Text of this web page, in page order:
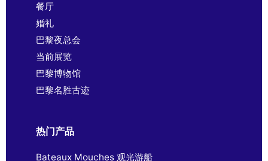
餐厅
婚礼
巴黎夜总会
当前展览
巴黎博物馆
巴黎名胜古迹
热门产品
Bateaux Mouches 观光游船